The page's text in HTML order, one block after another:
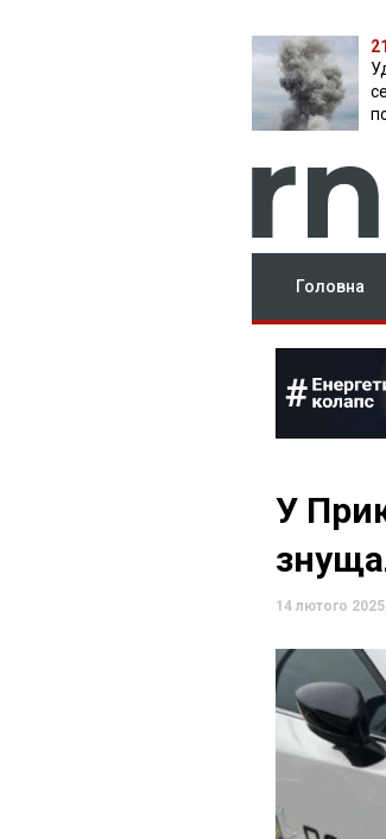
Головна
У
14 лютого